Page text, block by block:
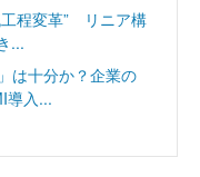
工程変革” リニア構
...
は十分か？企業の
導入...